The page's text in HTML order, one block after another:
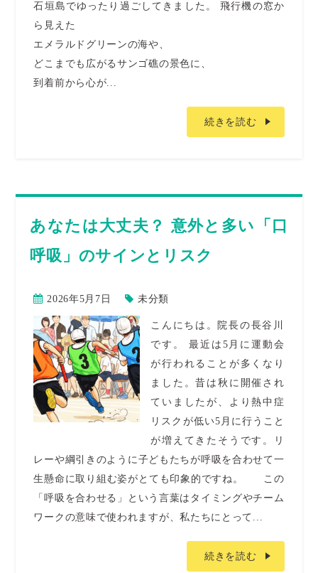
石垣島でゆったり過ごしてきました。 飛行機の窓か
ら見えた
エメラルドグリーンの海や、
どこまでも広がるサンゴ礁の景色に、
到着前から心が...
続きを読む
あなたは大丈夫？ 意外と多い「口
呼吸」のサインとリスク
2026年5月7日 未分類
こんにちは。院長の長谷川
です。 最近は5月に運動会
が行われることが多くなり
ました。昔は秋に開催され
ていましたが、より熱中症
リスクが低い5月に行うこと
が増えてきたそうです。リ
レーや綱引きのように子どもたちが呼吸を合わせて一
生懸命に取り組む姿がとても印象的ですね。 この
「呼吸を合わせる」という言葉はタイミングやチーム
ワークの意味で使われますが、私たちにとって...
続きを読む